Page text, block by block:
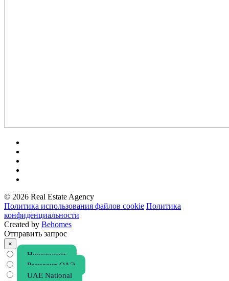
© 2026 Real Estate Agency
Политика использования файлов cookie Политика
конфиденциальности
Created by Behomes
Отправить запрос
×
Нерезидент
Резидент ОАЭ
UAE National